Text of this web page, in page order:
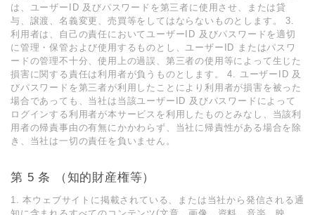
は、ユーザーID 及びパスワードを第三者に使⽤させ、または貸
与、譲渡、名義変更、売買等をしてはならないものとします。 3.
利⽤者は、⾃⼰の責任においてユーザーID 及びパスワードを適切
に管理・保管および使⽤するものとし、ユーザーID またはパスワ
ードの管理不⼗分、使⽤上の過誤、第三者の使⽤等によって⽣じた
損害に関する責任は利⽤者が負うものとします。 4. ユーザーID 及
びパスワードを第三者が利⽤したことにより利⽤者が損害を被った
場合であっても、当社は当該ユーザーID 及びパスワードによって
ログインする利⽤者が本サービスを利⽤したものとみなし、当該利
⽤者の帰責事由の有無にかかわらず、当社に帰責性がある場合を除
き、当社は⼀切の責任を負いません。
第 5 条 （知的財産権等）
1. 本ウェブサイトに掲載されている、または当社から発信される通